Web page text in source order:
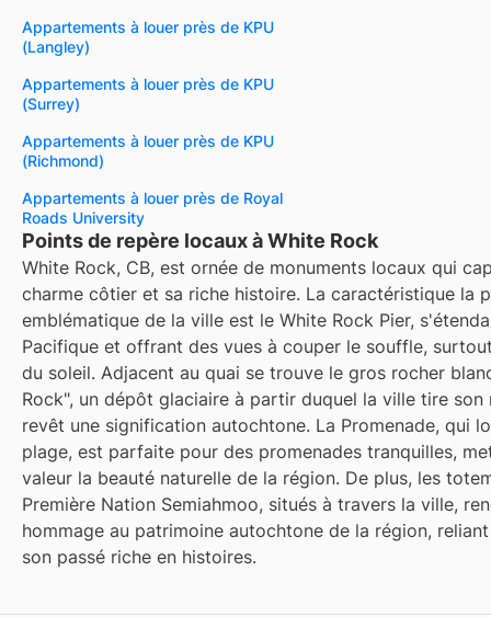
Appartements à louer près de KPU
(Langley)
Appartements à louer près de KPU
(Surrey)
Appartements à louer près de KPU
(Richmond)
Appartements à louer près de Royal
Roads University
Points de repère locaux à White Rock
White Rock, CB, est ornée de monuments locaux qui
charme côtier et sa riche histoire. La caractéristique la
emblématique de la ville est le White Rock Pier,
Pacifique et offrant des vues à couper le souffle,
du soleil. Adjacent au quai se trouve le gros rocher
Rock", un dépôt glaciaire à partir duquel la ville tire son
revêt une signification autochtone. La Promenade, qui
plage, est parfaite pour des promenades tranquilles,
valeur la beauté naturelle de la région. De plus, les
Première Nation Semiahmoo, situés à travers la ville,
hommage au patrimoine autochtone de la région,
son passé riche en histoires.